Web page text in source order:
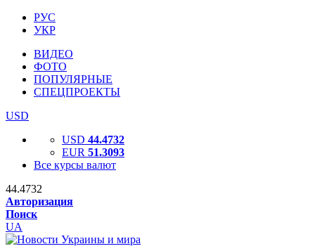
РУС
УКР
ВИДЕО
ФОТО
ПОПУЛЯРНЫЕ
СПЕЦПРОЕКТЫ
USD
USD 44.4732
EUR 51.3093
Все курсы валют
44.4732
Авторизация
Поиск
UA